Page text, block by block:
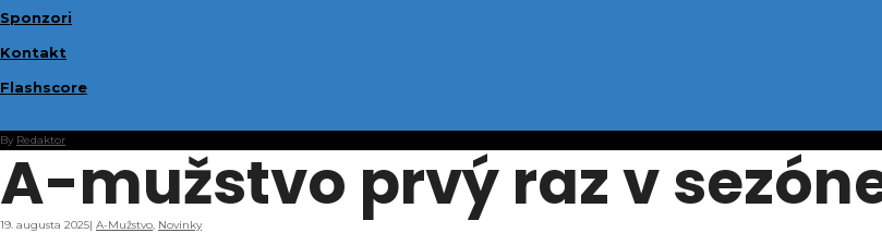
Sponzori
Kontakt
Flashscore
By Redaktor
A-mužstvo prvý raz v
19. augusta 2025| A-Mužstvo, Novinky